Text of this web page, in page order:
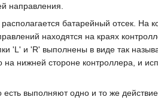
направления.
батарейный отсек. На
находятся на краях
'L' и 'R' выполнены в виде так
нижней стороне контроллера, и
выполняют одно и то же